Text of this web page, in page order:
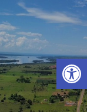
Barra de Ferramentas Aberta